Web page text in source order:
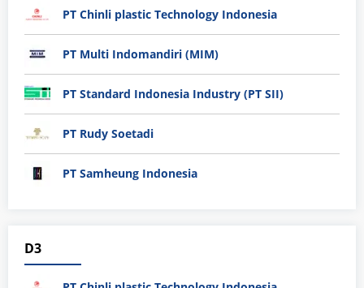
PT Chinli plastic Technology Indonesia
PT Multi Indomandiri (MIM)
PT Standard Indonesia Industry (PT SII)
PT Rudy Soetadi
PT Samheung Indonesia
D3